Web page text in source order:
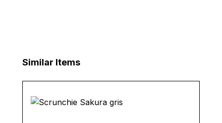
Produktgalerie überspringen
Similar Items